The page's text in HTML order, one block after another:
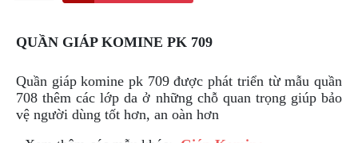
CHƠI
XE
KIỆN
XSR
155
QUẦN GIÁP KOMINE PK 709
Quần giáp komine pk 709 được phát triển từ mẫu quần
708 thêm các lớp da ở những chỗ quan trọng giúp bảo
vệ người dùng tốt hơn, an oàn hơn